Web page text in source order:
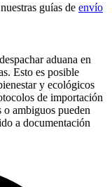
guías de envío
aduana en
Esto es posible
y ecológicos
de importación
ambiguos pueden
a documentación